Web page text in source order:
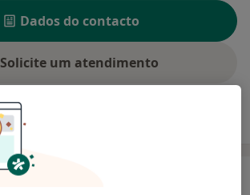
Dados do contacto
Solicite um atendimento
Preços